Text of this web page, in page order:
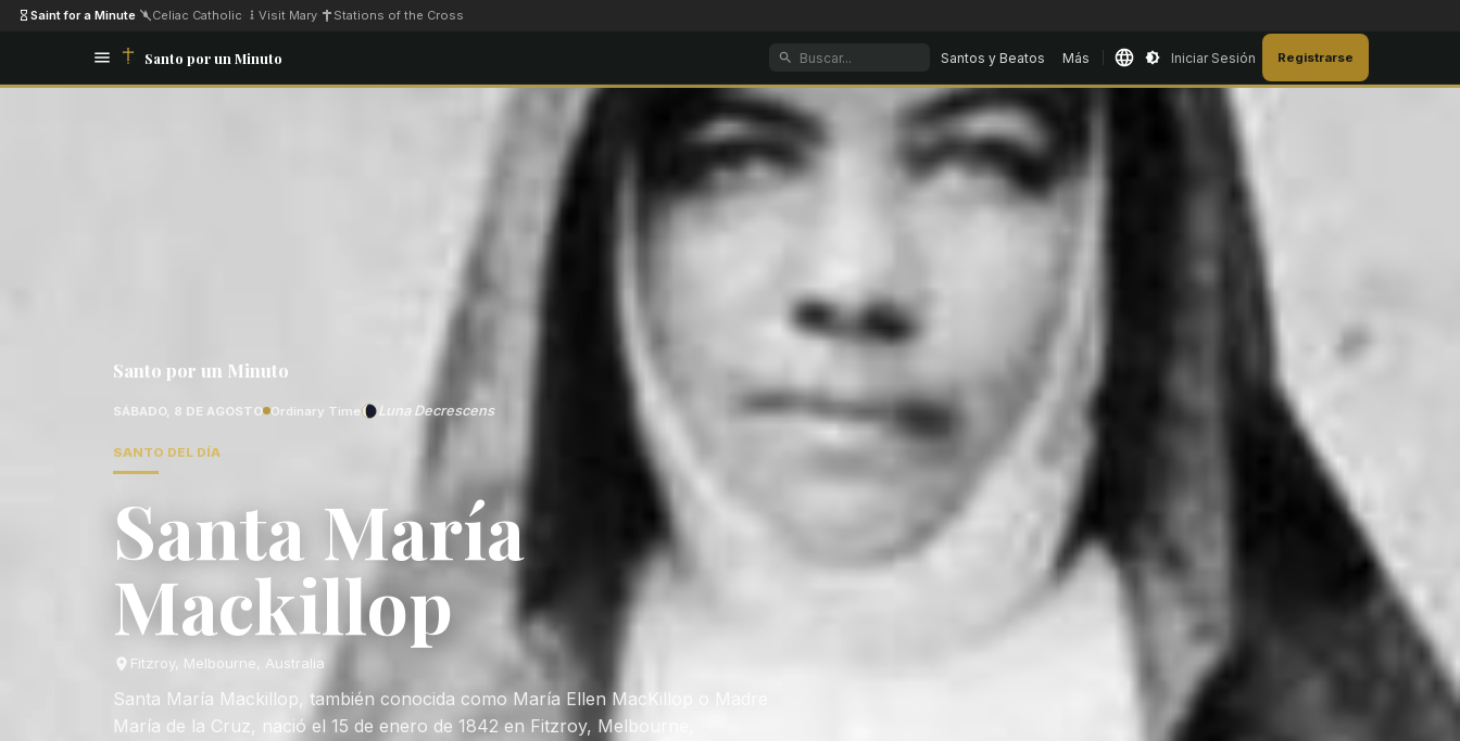
Saint for a Minute Celiac Catholic Visit Mary Stations of the Cross
Santo por un Minuto Santos y Beatos Más Iniciar Sesión Registrarse
Santo por un Minuto
SÁBADO, 8 DE AGOSTO Ordinary Time Luna Decrescens
SANTO DEL DÍA
Santa María
Mackillop
Fitzroy, Melbourne, Australia
Santa María Mackillop, también conocida como María Ellen MacKillop o Madre
María de la Cruz, nació el 15 de enero de 1842 en Fitzroy, Melbourne,